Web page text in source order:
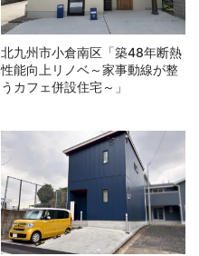
北九州市小倉南区「築48年断熱
性能向上リノベ～家事動線が整
うカフェ併設住宅～」